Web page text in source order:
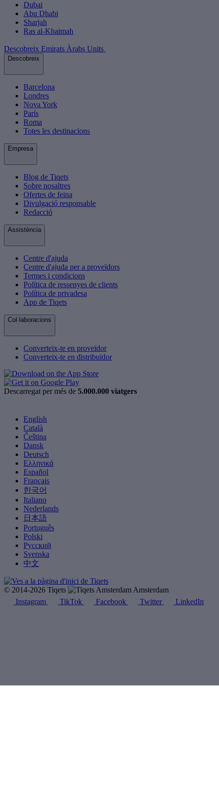
Dubai
Abu Dhabi
Sharjah
Ras al-Khaimah
Descobreix Emirats Àrabs Units
Descobreix
Barcelona
Londres
Nova York
París
Roma
Totes les destinacions
Empresa
Blog de Tiqets
Sobre nosaltres
Ofertes de feina
Divulgació responsable
Redacció
Assistència
Centre d'ajuda
Centre d'ajuda per a proveïdors
Termes i condicions
Política de ressenyes de clients
Política de privadesa
App de Tiqets
Col·laboracions
Converteix-te en proveïdor
Converteix-te en distribuïdor
Descarregat per més de 5.000.000 viatgers
English
Català
Čeština
Dansk
Deutsch
Ελληνικά
Español
Français
한국어
Italiano
Nederlands
日本語
Português
Polski
Русский
Svenska
中文
© 2014-2026 Tiqets
Amsterdam
Instagram
TikTok Facebook Twitter LinkedIn